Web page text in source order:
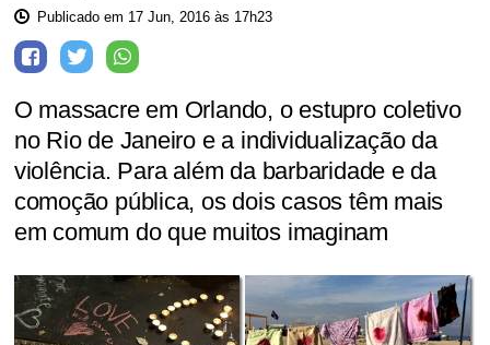
Publicado em 17 Jun, 2016 às 17h23
O massacre em Orlando, o estupro coletivo
no Rio de Janeiro e a individualização da
violência. Para além da barbaridade e da
comoção pública, os dois casos têm mais
em comum do que muitos imaginam